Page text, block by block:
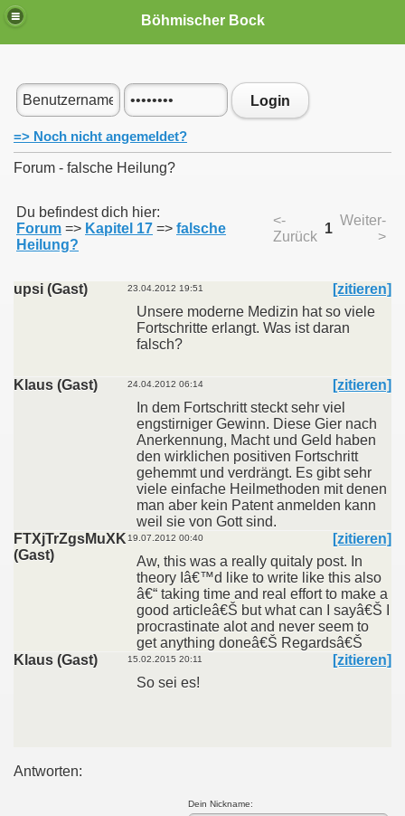
Böhmischer Bock
Login
=> Noch nicht angemeldet?
Forum - falsche Heilung?
Du befindest dich hier:
Forum => Kapitel 17 => falsche
Heilung?
<-
Zurück
1
Weiter-
>
upsi (Gast) 23.04.2012 19:51
[zitieren]
Unsere moderne Medizin hat so viele
Fortschritte erlangt. Was ist daran
falsch?
Klaus (Gast) 24.04.2012 06:14
[zitieren]
In dem Fortschritt steckt sehr viel
engstirniger Gewinn. Diese Gier nach
Anerkennung, Macht und Geld haben
den wirklichen positiven Fortschritt
gehemmt und verdrängt. Es gibt sehr
viele einfache Heilmethoden mit denen
man aber kein Patent anmelden kann
weil sie von Gott sind.
FTXjTrZgsMuXK
(Gast)
19.07.2012 00:40
[zitieren]
Aw, this was a really quitaly post. In
theory Iâ€™d like to write like this also
â€“ taking time and real effort to make a
good articleâ€Š but what can I sayâ€Š I
procrastinate alot and never seem to
get anything doneâ€Š Regardsâ€Š
Klaus (Gast)
15.02.2015 20:11
[zitieren]
So sei es!
Antworten:
Dein Nickname:
Freiheit"